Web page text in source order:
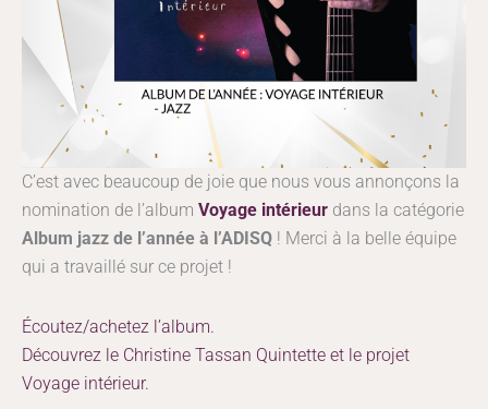
C’est avec beaucoup de joie que nous vous annonçons la
nomination de l’album Voyage intérieur dans la catégorie
Album jazz de l’année à l’ADISQ ! Merci à la belle équipe
qui a travaillé sur ce projet !
Écoutez/achetez l’album.
Découvrez le Christine Tassan Quintette et le projet
Voyage intérieur.